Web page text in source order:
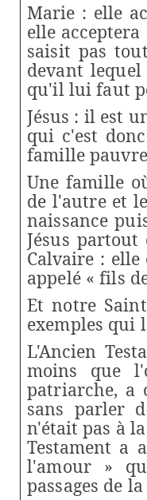
Marie : elle
elle
saisit pas
devant
qu'il lui faut
Jésus : il est
qui c'est
famille
Une famille
de l'autre et
naissance
Jésus
Calvaire :
appelé « fils
Et notre
exemples qui
L'Ancien
moins que
patriarche, a
sans parler
n'était pas à
Testament a
l'amour »
passages de la